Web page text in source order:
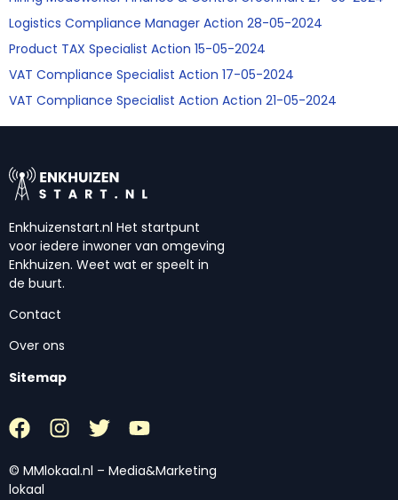
Logistics Compliance Manager Action 28-05-2024
Product TAX Specialist Action 15-05-2024
VAT Compliance Specialist Action 17-05-2024
VAT Compliance Specialist Action Action 21-05-2024
Enkhuizenstart.nl Het startpunt
voor iedere inwoner van omgeving
Enkhuizen. Weet wat er speelt in
de buurt.
Contact
Over ons
Sitemap
© MMlokaal.nl – Media&Marketing
lokaal